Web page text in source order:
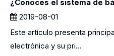
¿Conoces el sistema de
2019-08-01
Este artículo presenta
electrónica y su pri...